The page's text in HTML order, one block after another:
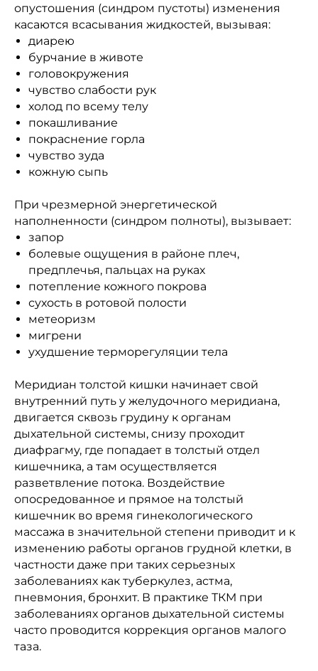
опустошения (синдром пустоты) изменения
касаются всасывания жидкостей, вызывая:
диарею
бурчание в животе
головокружения
чувство слабости рук
холод по всему телу
покашливание
покраснение горла
чувство зуда
кожную сыпь
При чрезмерной энергетической
наполненности (синдром полноты), вызывает:
запор
болевые ощущения в районе плеч,
предплечья, пальцах на руках
потепление кожного покрова
сухость в ротовой полости
метеоризм
мигрени
ухудшение терморегуляции тела
Меридиан толстой кишки начинает свой
внутренний путь у желудочного меридиана,
двигается сквозь грудину к органам
дыхательной системы, снизу проходит
диафрагму, где попадает в толстый отдел
кишечника, а там осуществляется
разветвление потока. Воздействие
опосредованное и прямое на толстый
кишечник во время гинекологического
массажа в значительной степени приводит и к
изменению работы органов грудной клетки, в
частности даже при таких серьезных
заболеваниях как туберкулез, астма,
пневмония, бронхит. В практике ТКМ при
заболеваниях органов дыхательной системы
часто проводится коррекция органов малого
таза.